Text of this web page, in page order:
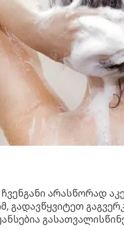
ჩვენგანი არასწორად
გადავწყვიტეთ